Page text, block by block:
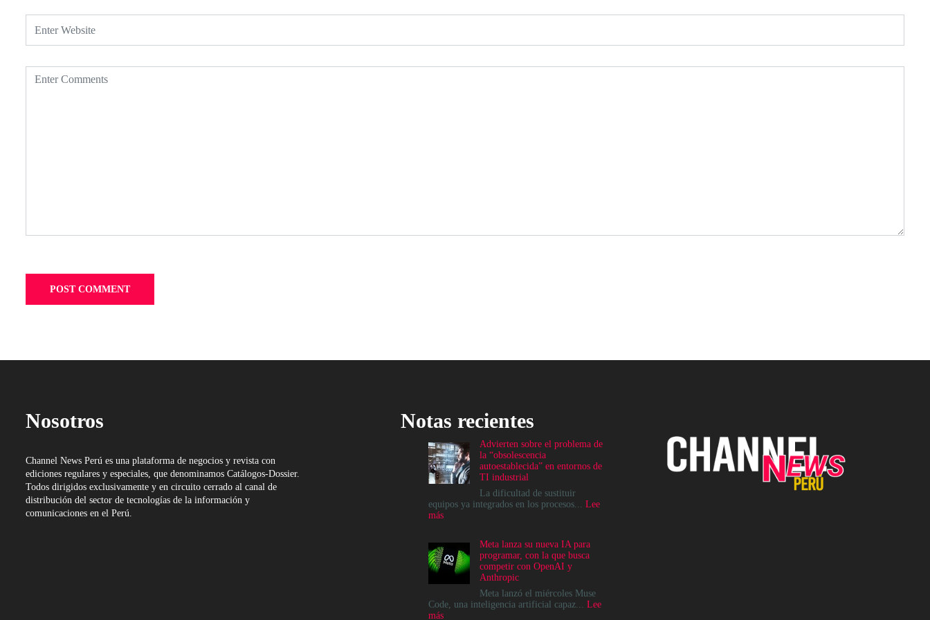
Nosotros
Channel News Perú es una plataforma de negocios y revista con
ediciones regulares y especiales, que denominamos Catálogos-Dossier.
Todos dirigidos exclusivamente y en circuito cerrado al canal de
distribución del sector de tecnologías de la información y
comunicaciones en el Perú.
Notas recientes
Advierten sobre el problema de
la “obsolescencia
autoestablecida” en entornos de
TI industrial
La dificultad de sustituir
equipos ya integrados en los procesos... Lee
más:
el
problema
“obsolescencia
autoestablecida”
en
Meta lanza su nueva IA para
programar, con la que busca
competir con OpenAI y
Anthropic
Meta lanzó el miércoles Muse
Code, una inteligencia artificial capaz... Lee
más: